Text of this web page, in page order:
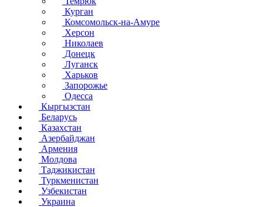
Курган
Комсомольск-на-Амуре
Херсон
Николаев
Донецк
Луганск
Харьков
Запорожье
Одесса
Кыргызстан
Беларусь
Казахстан
Азербайджан
Армения
Молдова
Таджикистан
Туркменистан
Узбекистан
Украина